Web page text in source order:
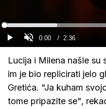
GledajUpali
zvuk
Current
Time
0:00 / Duration
2:36
Loaded:
25.43%
Lucija i Milena našle su
im je bio replicirati jelo
Gretića. "Ja kuham
tome pripazite se",